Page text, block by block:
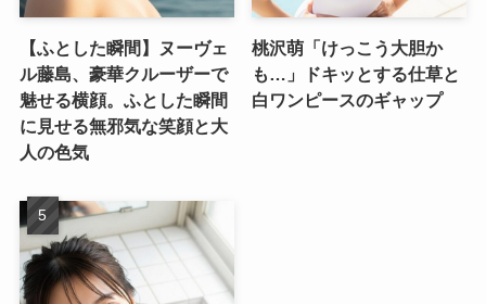
【ふとした瞬間】ヌーヴェ
ル藤島、豪華クルーザーで
魅せる横顔。ふとした瞬間
に見せる無邪気な笑顔と大
人の色気
桃沢萌「けっこう大胆か
も…」ドキッとする仕草と
白ワンピースのギャップ